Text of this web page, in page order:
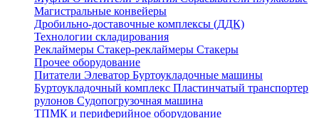
Магистральные конвейеры
Дробильно-доставочные комплексы (ДДК)
Технологии складирования
Реклаймеры Стакер-реклаймеры Стакеры
Прочее оборудование
Питатели Элеватор Буртоукладочные машины
Буртоукладочный комплекс Пластинчатый транспортер
рулонов Судопогрузочная машина
ТПМК и периферийное оборудование